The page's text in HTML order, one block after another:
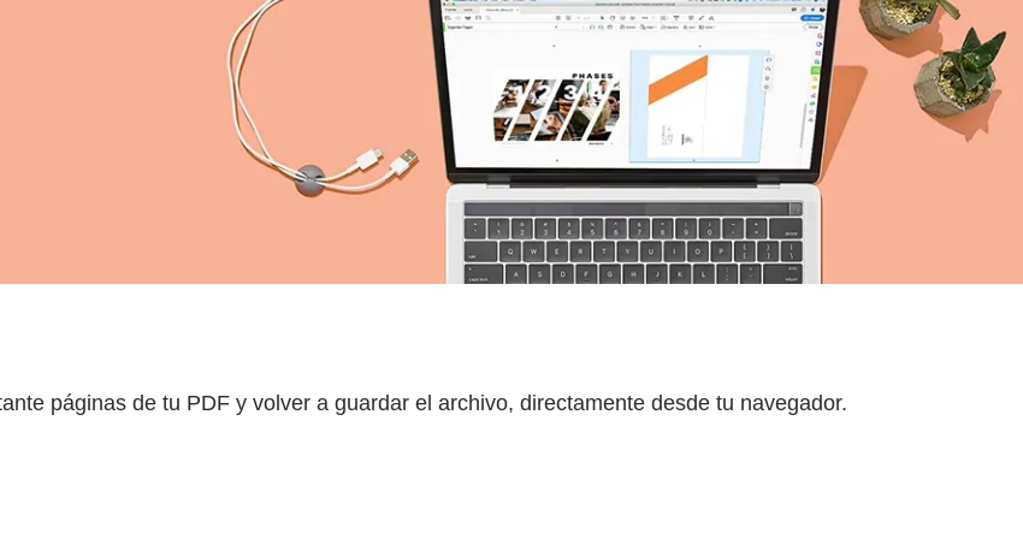
páginas de tu PDF y volver a guardar el archivo, directamente desde tu navegador.